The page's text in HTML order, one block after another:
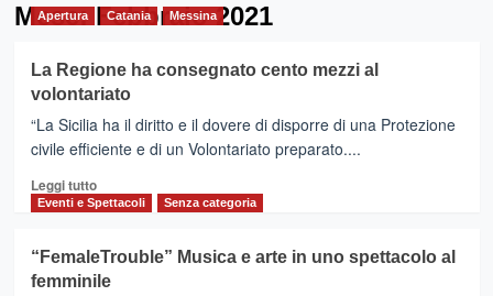
Mese:Febbraio 2021
Apertura Catania Messina
La Regione ha consegnato cento mezzi al
volontariato
“La Sicilia ha il diritto e il dovere di disporre di una Protezione
civile efficiente e di un Volontariato preparato....
Leggi tuttoLeggi
di
La
Regione
Eventi e Spettacoli Senza categoria
“FemaleTrouble” Musica e arte in uno spettacolo al
femminile